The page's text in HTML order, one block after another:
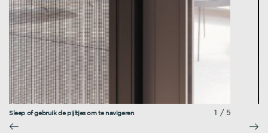
Sleep of gebruik de pijltjes om te navigeren 1/5